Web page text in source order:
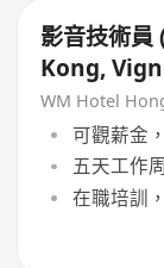
影音技術
Kong,
WM Hotel
可觀薪金
五天工作
在職培訓